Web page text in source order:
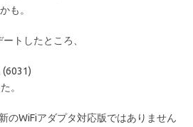
も。
トしたところ、
。
のWiFiアダプタ対応版ではありません